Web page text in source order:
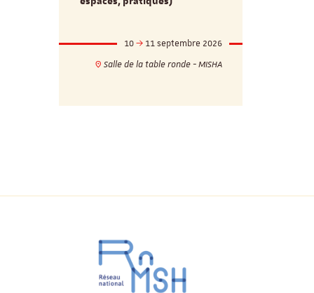
10
11 septembre 2026
Salle de la table ronde - MISHA